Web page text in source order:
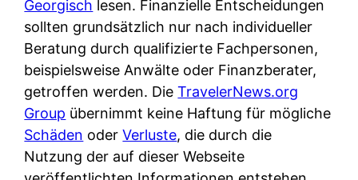
i
s
c
h
e
B
a
n
c
k
o
t
d
e
r
F
i
r
m
a
Georgisch lesen. Finanzielle Entscheidungen
sollten grundsätzlich nur nach individueller
Beratung durch qualifizierte Fachpersonen,
beispielsweise Anwälte oder Finanzberater,
getroffen werden. DieTravelerNews.org
Group übernimmt keine Haftung für mögliche
Schäden oderVerluste, die durch die
Nutzung der auf dieser Webseite